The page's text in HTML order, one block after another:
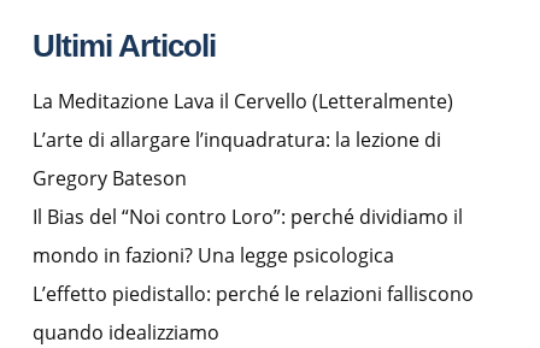
Ultimi Articoli
La Meditazione Lava il Cervello (Letteralmente)
L’arte di allargare l’inquadratura: la lezione di
Gregory Bateson
Il Bias del “Noi contro Loro”: perché dividiamo il
mondo in fazioni? Una legge psicologica
L’effetto piedistallo: perché le relazioni falliscono
quando idealizziamo